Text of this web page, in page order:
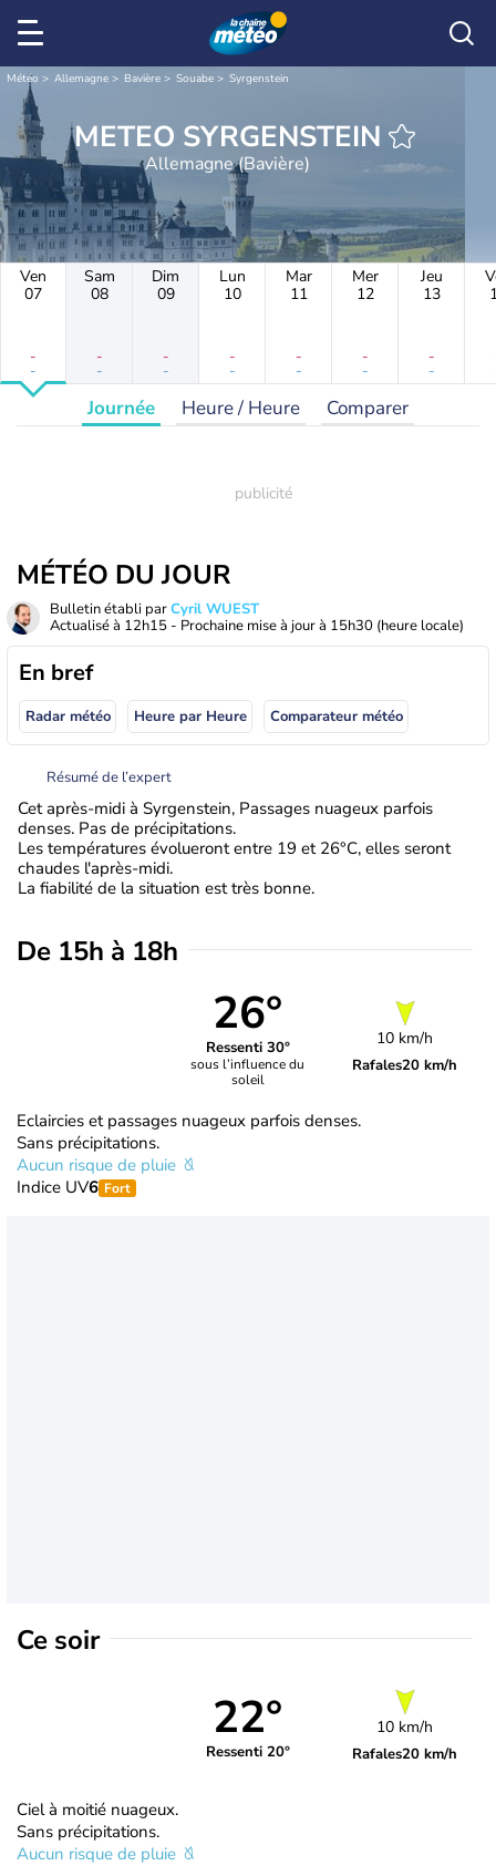
Météo Allemagne Bavière Souabe Syrgenstein
METEO SYRGENSTEIN
Allemagne (Bavière)
Ven
07
-
-
Sam
08
-
-
Dim
09
-
-
Lun
10
-
-
Mar
11
-
-
Mer
12
-
-
Jeu
13
-
-
Journée Heure / Heure Comparer
MÉTÉO DU JOUR
Bulletin établi parCyril WUEST
Actualisé à 12h15 - Prochaine mise à jour à 15h30 (heure locale)
En bref
Radar météo Heure par Heure Comparateur météo
Résumé de l’expert
Cet après-midi à Syrgenstein, Passages nuageux parfois
denses. Pas de précipitations.
Les températures évolueront entre 19 et 26°C, elles seront
chaudes l'après-midi.
La fiabilité de la situation est très bonne.
De 15h à 18h
26°
Ressenti 30°
sous l’influence du
soleil
10 km/h
Rafales20 km/h
Eclaircies et passages nuageux parfois denses.
Sans précipitations.
Aucun risque de pluie
Indice UV6 Fort
Ce soir
22°
Ressenti 20°
10 km/h
Rafales20 km/h
Ciel à moitié nuageux.
Sans précipitations.
Aucun risque de pluie